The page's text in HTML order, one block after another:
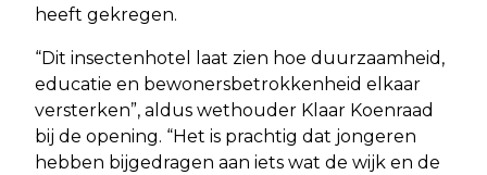
heeft gekregen.
“Dit insectenhotel laat zien hoe duurzaamheid,
educatie en bewonersbetrokkenheid elkaar
versterken”, aldus wethouder Klaar Koenraad
bij de opening. “Het is prachtig dat jongeren
hebben bijgedragen aan iets wat de wijk en de